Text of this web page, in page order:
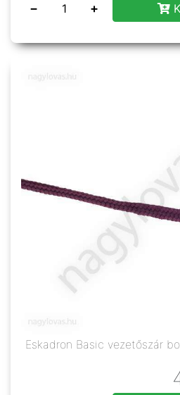
− +
Eskadron Basic vezetőszár